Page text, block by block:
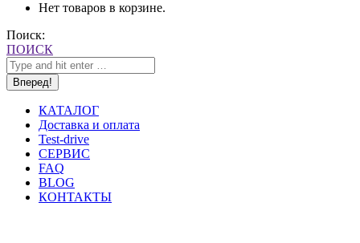
Нет товаров в корзине.
Поиск:
ПОИСК
КАТАЛОГ
Доставка и оплата
Test-drive
СЕРВИС
FAQ
BLOG
КОНТАКТЫ